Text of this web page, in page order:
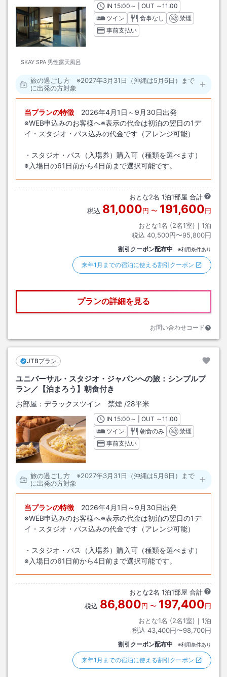
SKAY SPA 男性露天風呂
INチェックイン
15:00 ～ | OUT チェックアウト
～11:00
ツイン
食事なし
禁煙
事前支払い
旅の過ごし方 ※2027年3月31日（沖縄は5月6日）まで
に出発の方対象
当プランの特徴 2026年4月1日～9月30日出発
※WEB申込みのお客様へ※表示の代金は初泊の翌日の1デ
イ・スタジオ・パス込みの代金です（アレンジ可能）
・スタジオ・パス（入場券）購入可（種類を選べます）
※入場日の61日前から4日前まで選択可能です。
おとな2名 1泊1部屋 合計
税込 81,000円 〜 191,600円
おとな1名 (2名1室)｜ 1泊
税込 40,500円〜95,800円
割引クーポン配布中 ※利用条件あり
来年1月までの宿泊に使える割引クーポン
プランの詳細を見る
お問い合わせコード
JTBプラン
ユニバーサル・スタジオ・ジャパンへの旅：シンプルプ
ラン／【泊まろう】朝食付き
お部屋： デラックスツイン 禁煙 /28平米
INチェックイン
15:00 ～ | OUT チェックアウト
～11:00
ツイン
朝食のみ
禁煙
事前支払い
旅の過ごし方 ※2027年3月31日（沖縄は5月6日）まで
に出発の方対象
当プランの特徴 2026年4月1日～9月30日出発
※WEB申込みのお客様へ※表示の代金は初泊の翌日の1デ
イ・スタジオ・パス込みの代金です（アレンジ可能）
・スタジオ・パス（入場券）購入可（種類を選べます）
※入場日の61日前から4日前まで選択可能です。
おとな2名 1泊1部屋 合計
税込 86,800円 〜 197,400円
おとな1名 (2名1室)｜ 1泊
税込 43,400円〜98,700円
割引クーポン配布中 ※利用条件あり
来年1月までの宿泊に使える割引クーポン